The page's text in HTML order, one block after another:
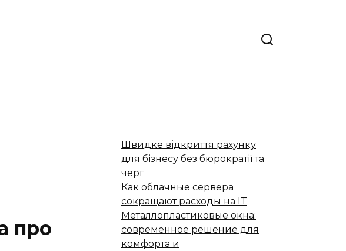
про
Швидке відкриття рахунку
для бізнесу без бюрократії та
черг
Как облачные сервера
сокращают расходы на IT
Металлопластиковые окна:
современное решение для
комфорта и